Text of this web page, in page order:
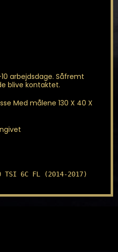
arbejdsdage. Såfremt
blive kontaktet.
Med målene 130 X 40 X
6C FL (2014-2017)